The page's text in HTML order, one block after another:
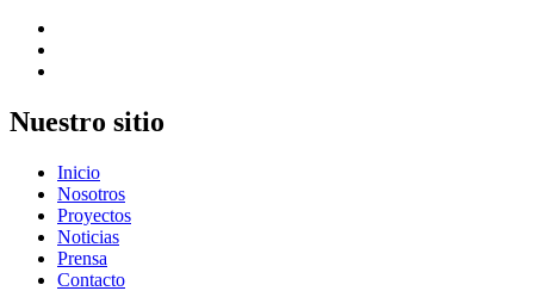
Nuestro sitio
Inicio
Nosotros
Proyectos
Noticias
Prensa
Contacto